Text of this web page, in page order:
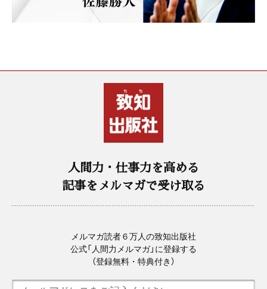
人間力・仕事力を高める
記事をメルマガで受け取る
メルマガ読者６万人の致知出版社
公式「人間力メルマガ」に登録する
（登録無料・特典付き）